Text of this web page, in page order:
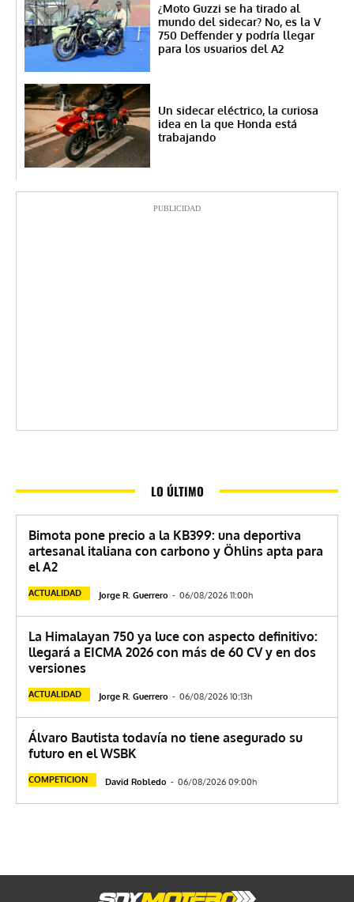
¿Moto Guzzi se ha tirado al
mundo del sidecar? No, es la V
750 Deffender y podría llegar
para los usuarios del A2
Un sidecar eléctrico, la curiosa
idea en la que Honda está
trabajando
PUBLICIDAD
LO ÚLTIMO
Bimota pone precio a la KB399: una deportiva
artesanal italiana con carbono y Öhlins apta para
el A2
ACTUALIDAD Jorge R. Guerrero - 06/08/2026 11:00h
La Himalayan 750 ya luce con aspecto definitivo:
llegará a EICMA 2026 con más de 60 CV y en dos
versiones
ACTUALIDAD Jorge R. Guerrero - 06/08/2026 10:13h
Álvaro Bautista todavía no tiene asegurado su
futuro en el WSBK
COMPETICION David Robledo - 06/08/2026 09:00h